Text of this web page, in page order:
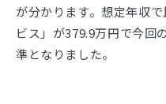
が分かります。想定年収
ビス」が379.9万円で今回
準となりました。